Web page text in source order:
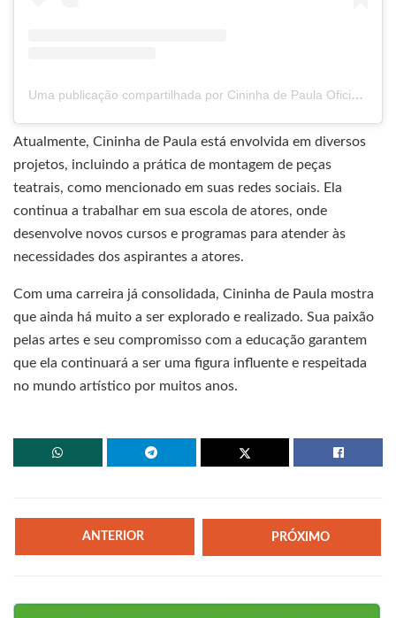
Uma publicação compartilhada por Cininha de Paula Oficial (@cininha_de_paula)
Atualmente, Cininha de Paula está envolvida em diversos
projetos, incluindo a prática de montagem de peças
teatrais, como mencionado em suas redes sociais. Ela
continua a trabalhar em sua escola de atores, onde
desenvolve novos cursos e programas para atender às
necessidades dos aspirantes a atores.
Com uma carreira já consolidada, Cininha de Paula mostra
que ainda há muito a ser explorado e realizado. Sua paixão
pelas artes e seu compromisso com a educação garantem
que ela continuará a ser uma figura influente e respeitada
no mundo artístico por muitos anos.
ANTERIOR PRÓXIMO